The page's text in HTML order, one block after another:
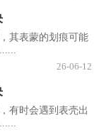
其表蒙的划痕可能
26-06-12
有时会遇到表壳出